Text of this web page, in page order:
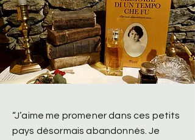
“J’aime me promener dans ces petits
pays désormais abandonnés. Je